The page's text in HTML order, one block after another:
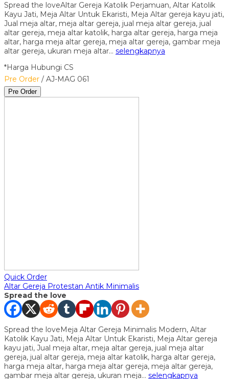
Spread the loveAltar Gereja Katolik Perjamuan, Altar Katolik
Kayu Jati, Meja Altar Untuk Ekaristi, Meja Altar gereja kayu jati,
Jual meja altar, meja altar gereja, jual meja altar gereja, jual
altar gereja, meja altar katolik, harga altar gereja, harga meja
altar, harga meja altar gereja, meja altar gereja, gambar meja
altar gereja, ukuran meja altar… selengkapnya
*Harga Hubungi CS
Pre Order / AJ-MAG 061
Pre Order
Quick Order
Altar Gereja Protestan Antik Minimalis
Spread the love
Spread the loveMeja Altar Gereja Minimalis Modern, Altar
Katolik Kayu Jati, Meja Altar Untuk Ekaristi, Meja Altar gereja
kayu jati, Jual meja altar, meja altar gereja, jual meja altar
gereja, jual altar gereja, meja altar katolik, harga altar gereja,
harga meja altar, harga meja altar gereja, meja altar gereja,
gambar meja altar gereja, ukuran meja… selengkapnya